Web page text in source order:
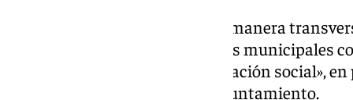
Estos trabajos se realizarán de manera
implicación de seis delegaciones municipales
y desde «la más amplia participación social»,
recogidas en una nota por el Ayuntamiento.